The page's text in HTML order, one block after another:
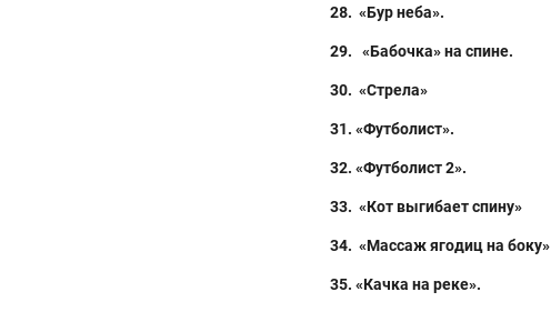
28. «Бур неба».
29. «Бабочка» на спине.
30. «Стрела»
31. «Футболист».
32. «Футболист 2».
33. «Кот выгибает спину»
34. «Массаж ягодиц на боку»
35. «Качка на реке».